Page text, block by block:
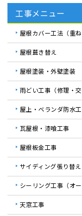
工事メニュー
屋根カバー工法（重ね
屋根葺き替え
屋根塗装・外壁塗装
雨どい工事（修理・交
屋上・ベランダ防水
瓦屋根・漆喰工事
屋根板金工事
サイディング張り替え
シーリング工事（オ
天窓工事